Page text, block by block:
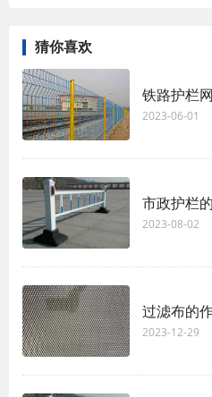
猜你喜欢
铁路护栏网
2023-06-01
市政护栏
2023-08-02
过滤布的
2023-12-29